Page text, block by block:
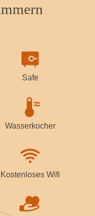
Safe
Wasserkocher
Kostenloses Wifi